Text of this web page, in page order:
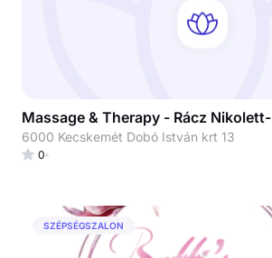
Massage & Therapy - Rácz Nikolett-
6000 Kecskemét Dobó István krt 13
0
SZÉPSÉGSZALON